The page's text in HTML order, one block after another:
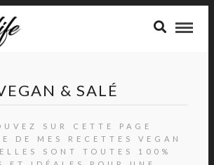
& SALÉ
SUR CETTE PAGE
DE MES RECETTES VEGAN
SONT TOUTES 100%